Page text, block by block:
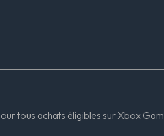
tous achats éligibles sur Xbox